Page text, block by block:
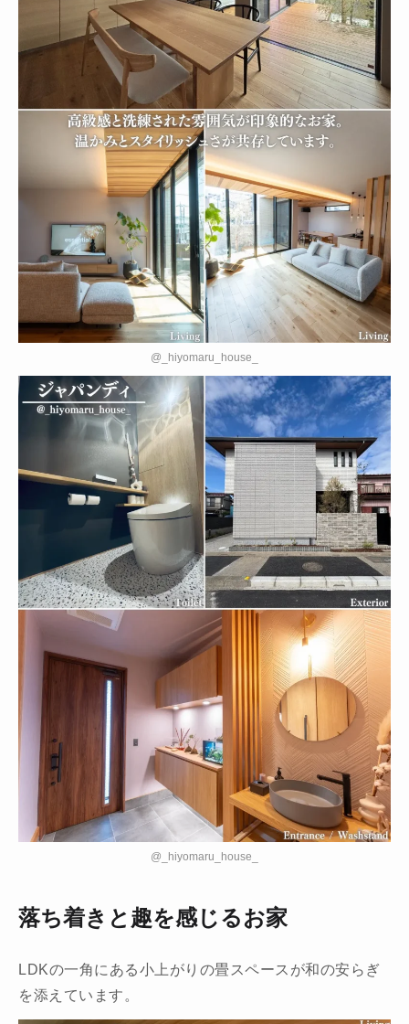
@_hiyomaru_house_
@_hiyomaru_house_
落ち着きと趣を感じるお家
LDKの一角にある小上がりの畳スペースが和の安らぎ
を添えています。